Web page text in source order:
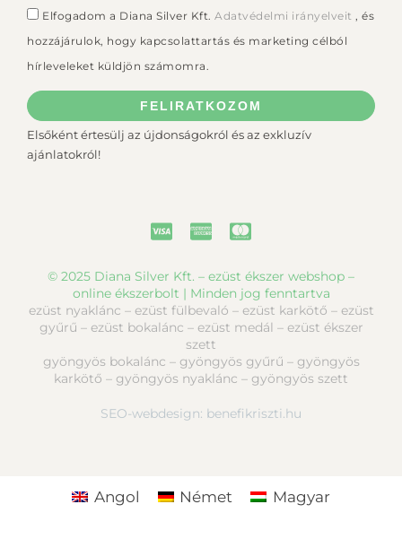
Elfogadom a Diana Silver Kft. Adatvédelmi irányelveit , és
hozzájárulok, hogy kapcsolattartás és marketing célból
hírleveleket küldjön számomra.
FELIRATKOZOM
Elsőként értesülj az újdonságokról és az exkluzív
ajánlatokról!
© 2025 Diana Silver Kft. – ezüst ékszer webshop –
online ékszerbolt | Minden jog fenntartva
ezüst nyaklánc – ezüst fülbevaló – ezüst karkötő – ezüst
gyűrű – ezüst bokalánc – ezüst medál – ezüst ékszer
szett
gyöngyös bokalánc – gyöngyös gyűrű – gyöngyös
karkötő – gyöngyös nyaklánc – gyöngyös szett
SEO-webdesign: benefikriszti.hu
Angol Német Magyar